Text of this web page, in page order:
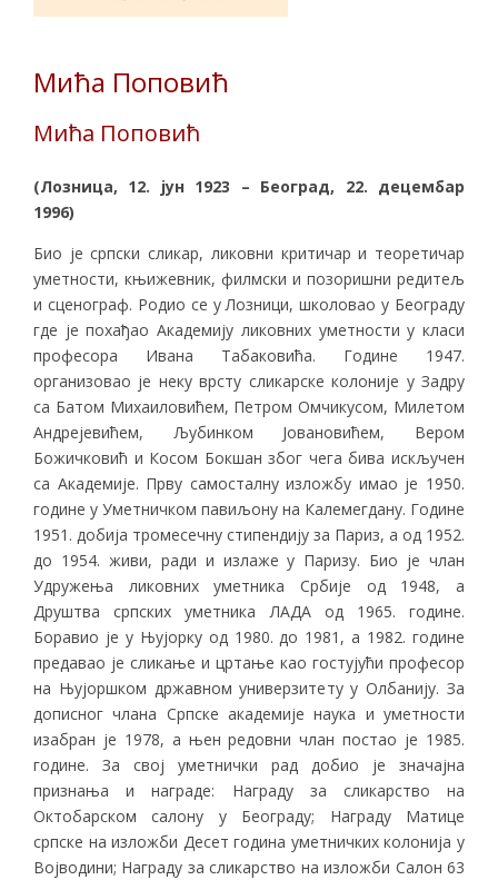
Мића Поповић
Мића Поповић
(Лозница, 12. јун 1923 – Београд, 22. децембар
1996)
Био је српски сликар, ликовни критичар и теоретичар
уметности, књижевник, филмски и позоришни редитељ
и сценограф. Родио се у Лозници, школовао у Београду
где је похађао Академију ликовних уметности у класи
професора Ивана Табаковића. Године 1947.
организовао је неку врсту сликарске колоније у Задру
са Батом Михаиловићем, Петром Омчикусом, Милетом
Андрејевићем, Љубинком Јовановићем, Вером
Божичковић и Косом Бокшан због чега бива искључен
са Академије. Прву самосталну изложбу имао је 1950.
године у Уметничком павиљону на Калемегдану. Године
1951. добија тромесечну стипендију за Париз, а од 1952.
до 1954. живи, ради и излаже у Паризу. Био је члан
Удружења ликовних уметника Србије од 1948, а
Друштва српских уметника ЛАДА од 1965. године.
Боравио је у Њујорку од 1980. до 1981, а 1982. године
предавао је сликање и цртање као гостујући професор
на Њујоршком државном универзитету у Олбанију. За
дописног члана Српске академије наука и уметности
изабран је 1978, а њен редовни члан постао је 1985.
године. За свој уметнички рад добио је значајна
признања и награде: Награду за сликарство на
Октобарском салону у Београду; Награду Матице
српске на изложби Десет година уметничких колонија у
Војводини; Награду за сликарство на изложби Салон 63